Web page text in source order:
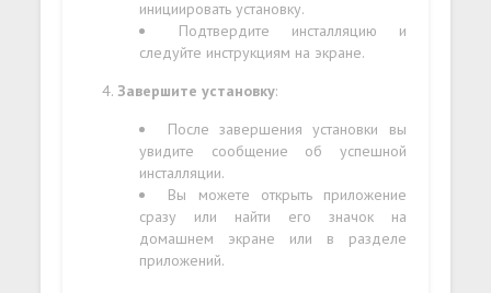
инициировать установку.
Подтвердите инсталляцию и
следуйте инструкциям на экране.
Завершите установку:
После завершения установки вы
увидите сообщение об успешной
инсталляции.
Вы можете открыть приложение
сразу или найти его значок на
домашнем экране или в разделе
приложений.